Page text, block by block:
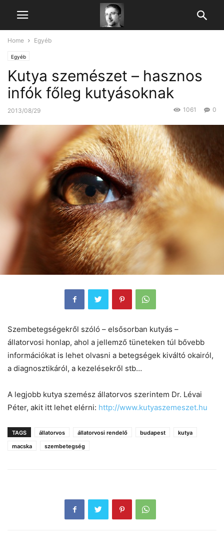
Home Egyéb
Egyéb
Kutya szemészet – hasznos
infók főleg kutyásoknak
2013/08/29 0
1061
Szembetegségekről szóló – elsősorban kutyás –
állatorvosi honlap, ahol a jellemző tüneteken túl bővebb
információkat is lehet olvasni a betegségek kiváltó okairól,
a diagnosztikáról, a kezelésekről stb…
A legjobb kutya szemész állatorvos szerintem Dr. Lévai
Péter, akit itt lehet elérni: http://www.kutyaszemeszet.hu
TAGS állatorvos állatorvosi rendelő budapest
kutya
macska
szembetegség